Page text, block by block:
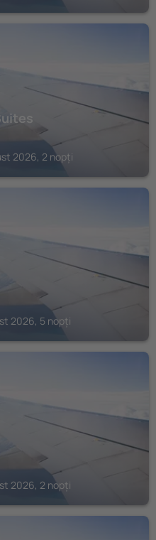
2026, 2 nopți
2026, 5 nopți
2026, 2 nopți